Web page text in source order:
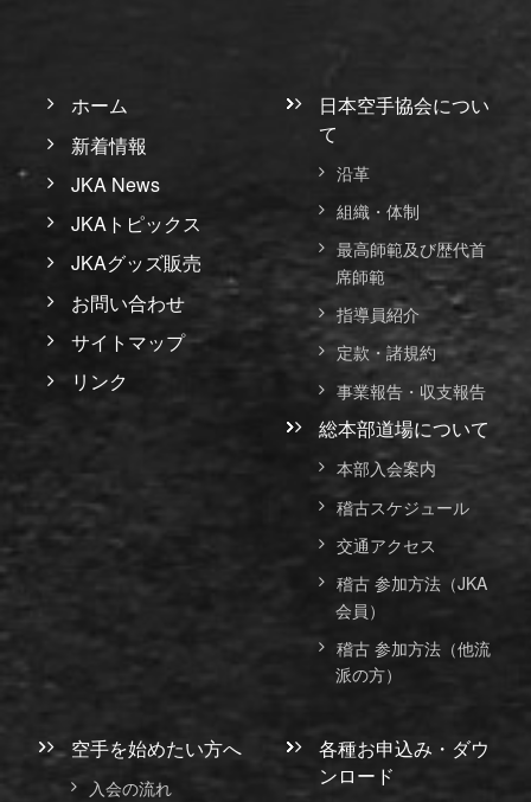
ホーム
新着情報
JKA News
JKAトピックス
JKAグッズ販売
お問い合わせ
サイトマップ
リンク
日本空手協会につい
て
沿革
組織・体制
最高師範及び歴代首
席師範
指導員紹介
定款・諸規約
事業報告・収支報告
総本部道場について
本部入会案内
稽古スケジュール
交通アクセス
稽古 参加方法（JKA
会員）
稽古 参加方法（他流
派の方）
空手を始めたい方へ
入会の流れ
各種お申込み・ダウ
ンロード